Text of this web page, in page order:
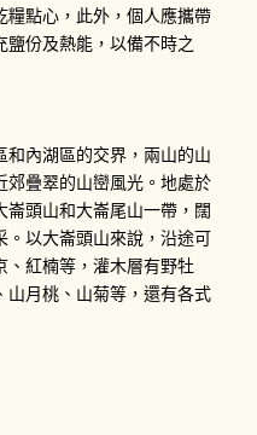
點心，此外，個人應攜帶
份及熱能，以備不時之
內湖區的交界，兩山的山
郊疊翠的山巒風光。地處於
頭山和大崙尾山一帶，闊
。以大崙頭山來說，沿途可
紅楠等，灌木層有野牡
山月桃、山菊等，還有各式